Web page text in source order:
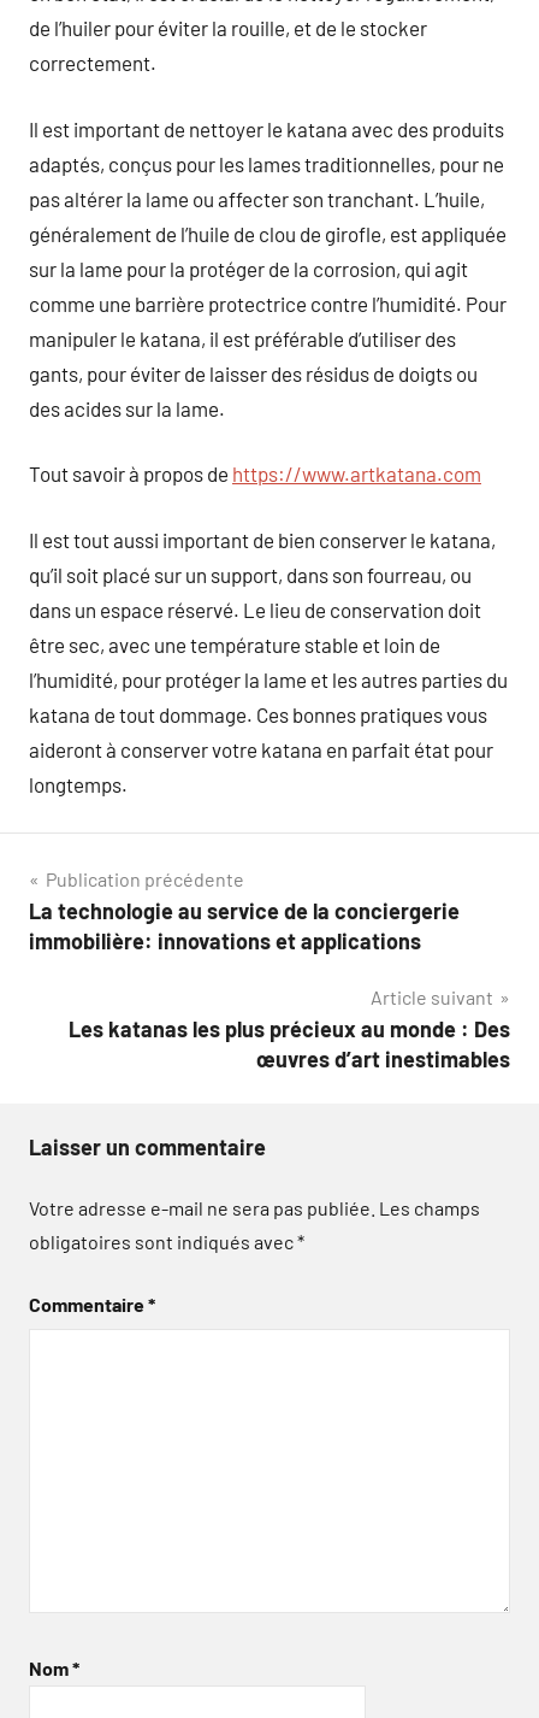
de l’huiler pour éviter la rouille, et de le stocker
correctement.
Il est important de nettoyer le katana avec des produits
adaptés, conçus pour les lames traditionnelles, pour ne
pas altérer la lame ou affecter son tranchant. L’huile,
généralement de l’huile de clou de girofle, est appliquée
sur la lame pour la protéger de la corrosion, qui agit
comme une barrière protectrice contre l’humidité. Pour
manipuler le katana, il est préférable d’utiliser des
gants, pour éviter de laisser des résidus de doigts ou
des acides sur la lame.
Tout savoir à propos de https://www.artkatana.com
Il est tout aussi important de bien conserver le katana,
qu’il soit placé sur un support, dans son fourreau, ou
dans un espace réservé. Le lieu de conservation doit
être sec, avec une température stable et loin de
l’humidité, pour protéger la lame et les autres parties du
katana de tout dommage. Ces bonnes pratiques vous
aideront à conserver votre katana en parfait état pour
longtemps.
Navigation
de
Publication précédente
La technologie au service de la conciergerie
immobilière: innovations et applications
Article suivant
Les katanas les plus précieux au monde : Des
œuvres d’art inestimables
Laisser un commentaire
Votre adresse e-mail ne sera pas publiée. Les champs
obligatoires sont indiqués avec*
Commentaire*
Nom*